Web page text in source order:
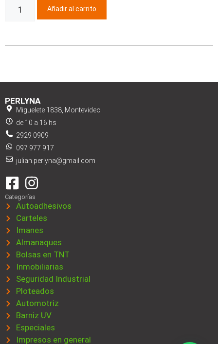
Añadir al carrito
PERLYNA
Miguelete 1838, Montevideo
de 10 a 16 hs
2929 0909
097 977 917
julian.perlyna@gmail.com
Categorías
Autoadhesivos
Carteles
Imanes
Almanaques
Bolsas en TNT
Inmobiliarias
Seguridad Industrial
Ploteados
Automotriz
Barniz UV
Especiales
Impresos en general